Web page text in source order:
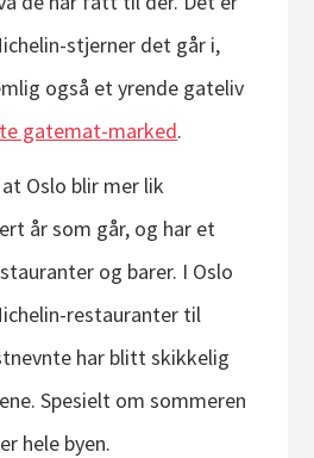
stjerner det går i,
også et yrende gateliv
gatemat-marked.
Oslo blir mer lik
år som går, og har et
og barer. I Oslo
restauranter til
har blitt skikkelig
Spesielt om sommeren
hele byen.